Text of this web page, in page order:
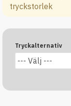
tryckstorlek
Tryckalternativ